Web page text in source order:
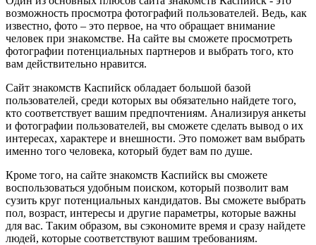
возможность просмотра фотографий пользователей. Ведь, как
известно, фото – это первое, на что обращает внимание
человек при знакомстве. На сайте вы сможете просмотреть
фотографии потенциальных партнеров и выбрать того, кто
вам действительно нравится.
Сайт знакомств Каспийск обладает большой базой
пользователей, среди которых вы обязательно найдете того,
кто соответствует вашим предпочтениям. Анализируя анкеты
и фотографии пользователей, вы сможете сделать вывод о их
интересах, характере и внешности. Это поможет вам выбрать
именно того человека, который будет вам по душе.
Кроме того, на сайте знакомств Каспийск вы сможете
воспользоваться удобным поиском, который позволит вам
сузить круг потенциальных кандидатов. Вы сможете выбрать
пол, возраст, интересы и другие параметры, которые важны
для вас. Таким образом, вы сэкономите время и сразу найдете
людей, которые соответствуют вашим требованиям.